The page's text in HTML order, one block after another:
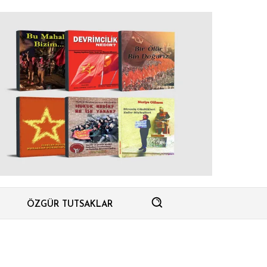
ÖZGÜR TUTSAKLAR